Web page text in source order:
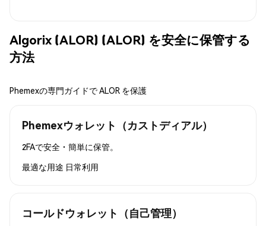
Algorix (ALOR) (ALOR) を安全に保管する
方法
Phemexの専門ガイドで ALOR を保護
Phemexウォレット（カストディアル）
2FAで安全・簡単に保管。
最適な用途 日常利用
コールドウォレット（自己管理）